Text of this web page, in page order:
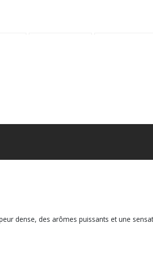
dense, des arômes puissants et une